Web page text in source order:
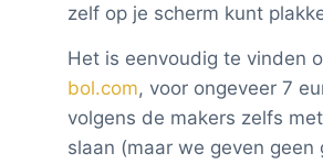
zelf op je scherm kunt
Het is eenvoudig te vinden
bol.com, voor ongeveer 7
volgens de makers zelfs
slaan (maar we geven geen